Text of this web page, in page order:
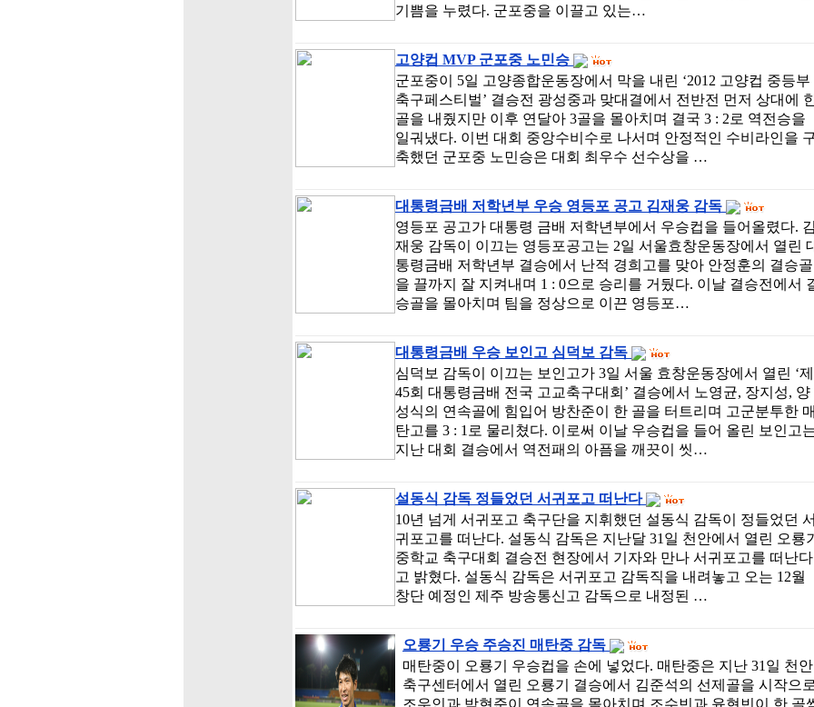
기쁨을 누렸다. 군포중을 이끌고 있는…
고양컵 MVP 군포중 노민승
군포중이 5일 고양종합운동장에서 막을 내린 ‘2012 고양컵 중등부
축구페스티벌’ 결승전 광성중과 맞대결에서 전반전 먼저 상대에
골을 내줬지만 이후 연달아 3골을 몰아치며 결국 3 : 2로 역전승을
일궈냈다. 이번 대회 중앙수비수로 나서며 안정적인 수비라인을
축했던 군포중 노민승은 대회 최우수 선수상을 …
대통령금배 저학년부 우승 영등포 공고 김재웅 감독
영등포 공고가 대통령 금배 저학년부에서 우승컵을 들어올렸다. 김
재웅 감독이 이끄는 영등포공고는 2일 서울효창운동장에서 열린
통령금배 저학년부 결승에서 난적 경희고를 맞아 안정훈의 결승골
을 끌까지 잘 지켜내며 1 : 0으로 승리를 거뒀다. 이날 결승전에서
승골을 몰아치며 팀을 정상으로 이끈 영등포…
대통령금배 우승 보인고 심덕보 감독
심덕보 감독이 이끄는 보인고가 3일 서울 효창운동장에서 열린 ‘제
45회 대통령금배 전국 고교축구대회’ 결승에서 노영균, 장지성, 양
성식의 연속골에 힘입어 방찬준이 한 골을 터트리며 고군분투한 매
탄고를 3 : 1로 물리쳤다. 이로써 이날 우승컵을 들어 올린 보인고
지난 대회 결승에서 역전패의 아픔을 깨끗이 씻…
설동식 감독 정들었던 서귀포고 떠난다
10년 넘게 서귀포고 축구단을 지휘했던 설동식 감독이 정들었던 서
귀포고를 떠난다. 설동식 감독은 지난달 31일 천안에서 열린 오룡기
중학교 축구대회 결승전 현장에서 기자와 만나 서귀포고를 떠난다
고 밝혔다. 설동식 감독은 서귀포고 감독직을 내려놓고 오는 12월
창단 예정인 제주 방송통신고 감독으로 내정된 …
오룡기 우승 주승진 매탄중 감독
매탄중이 오룡기 우승컵을 손에 넣었다. 매탄중은 지난 31일 천안
축구센터에서 열린 오룡기 결승에서 김준석의 선제골을 시작으로
조우인과 박현준이 연속골을 몰아치며 조수빈과 윤현빈이 한 골